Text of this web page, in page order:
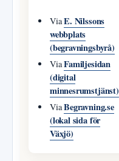
ViaE. Nilssons
webbplats
(begravningsbyrå)
ViaFamiljesidan
(digital
minnesrumstjänst)
ViaBegravning.se
(lokal sida för
Växjö)